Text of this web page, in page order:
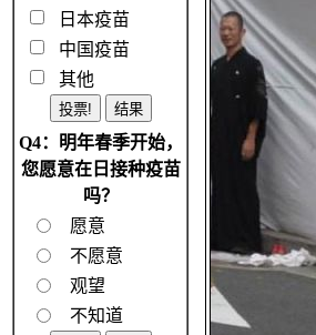
日本疫苗
中国疫苗
其他
Q4：明年春季开始，
您愿意在日接种疫苗
吗？
愿意
不愿意
观望
不知道